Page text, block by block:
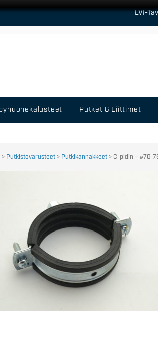
LVI-
Putket & Liittimet
> Putkistovarusteet> Putkikannakkeet> C-pidin – ⌀70-